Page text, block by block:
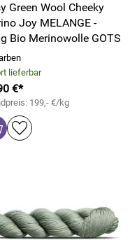
Green Wool Cheeky
Joy MELANGE -
Bio Merinowolle GOTS
lieferbar
€*
199,- €/kg